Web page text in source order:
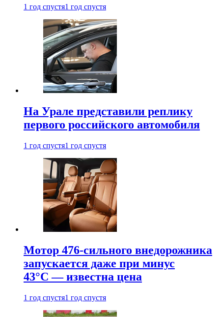
1 год спустя1 год спустя
На Урале представили реплику
первого российского автомобиля
1 год спустя1 год спустя
Мотор 476-сильного внедорожника
запускается даже при минус
43°С — известна цена
1 год спустя1 год спустя